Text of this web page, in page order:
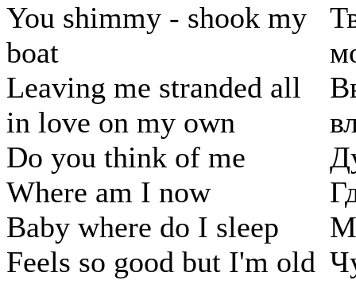
You shimmy - shook my
boat
Leaving me stranded all
in love on my own
Do you think of me
Where am I now
Baby where do I sleep
Feels so good but I'm old